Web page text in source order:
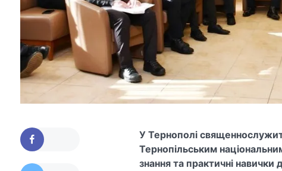
У Тернополі
Тернопільським
знання та практичні